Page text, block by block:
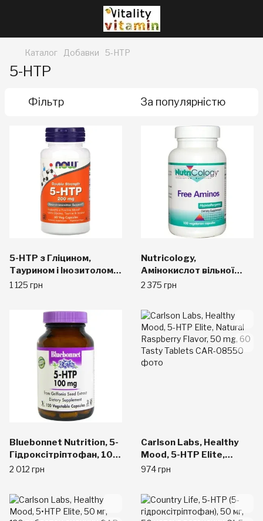
Каталог Добавки 5-HTP
5-HTP
Фільтр За популярністю
5-HTP з Гліцином,
Таурином і Інозитолом
200 мг, 60 капс.
1 125 грн
Nutricology,
Амінокислот вільної
форми, 100 капсул
2 375 грн
Bluebonnet Nutrition, 5-
Гідроксітріптофан, 100
мг, 120 капсул
2 012 грн
Carlson Labs, Healthy
Mood, 5-HTP Elite,
Natural Raspberry
Tablets
974 грн